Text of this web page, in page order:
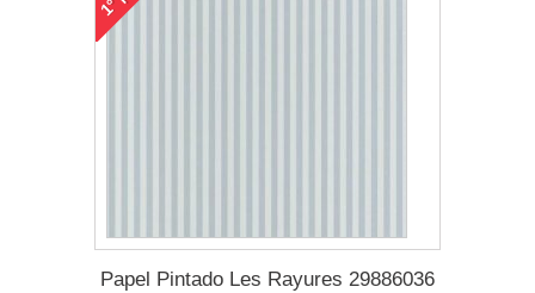
Papel Pintado Les Rayures 29886036